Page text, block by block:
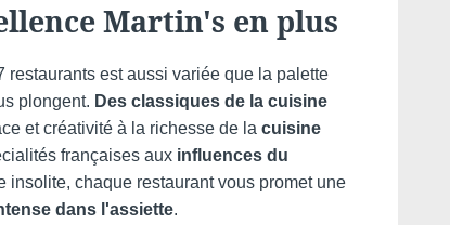
Martin's en plus
restaurants est aussi variée que la palette
plongent. Des classiques de la cuisine
et créativité à la richesse de la cuisine
françaises aux influences du
insolite, chaque restaurant vous promet une
dans l'assiette.